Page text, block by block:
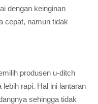
dengan keinginan
cepat, namun tidak
produsen u-ditch
rapi. Hal ini lantaran
sehingga tidak